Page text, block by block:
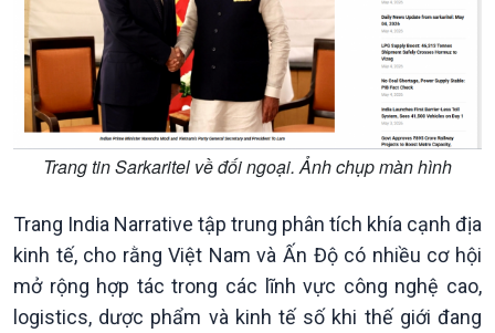
Xã hội
Khoa học & Công nghệ
Trang tin Sarkaritel về đối ngoại. Ảnh chụp màn hình
Trang India Narrative tập trung phân tích khía cạnh địa
kinh tế, cho rằng Việt Nam và Ấn Độ có nhiều cơ hội
mở rộng hợp tác trong các lĩnh vực công nghệ cao,
logistics, dược phẩm và kinh tế số khi thế giới đang